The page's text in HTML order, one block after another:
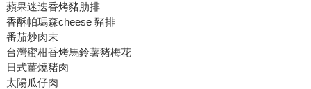
蘋果迷迭香烤豬肋排
香酥帕瑪森cheese 豬排
番茄炒肉末
台灣蜜柑香烤馬鈴薯豬梅花
日式薑燒豬肉
太陽瓜仔肉